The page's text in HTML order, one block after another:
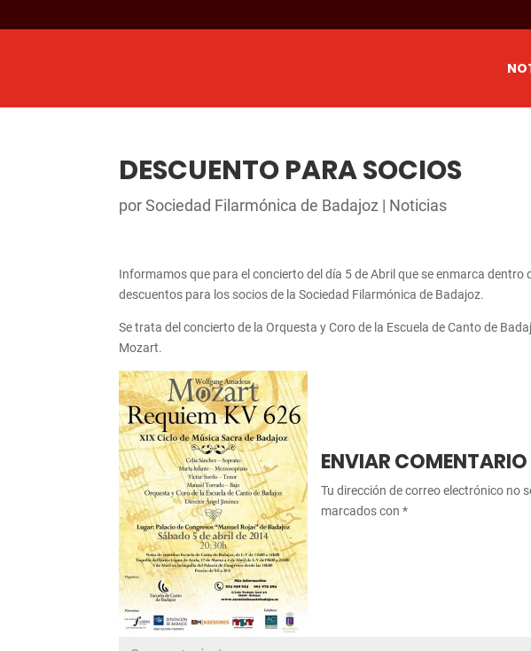
DESCUENTO PARA SOCIOS
porSociedad Filarmónica de Badajoz | Noticias
Informamos que para el concierto del día 5 de Abril que se enmarca dentro
descuentos para los socios de la Sociedad Filarmónica de Badajoz.
Se trata del concierto de la Orquesta y Coro de la Escuela de Canto de
Mozart.
ENVIAR COMENTARIO
Tu dirección de correo electrónico no
marcados con*